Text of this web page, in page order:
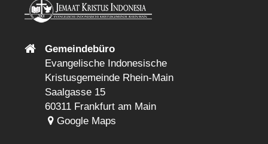
Gemeindebüro
Evangelische Indonesische
Kristusgemeinde Rhein-Main
Saalgasse 15
60311 Frankfurt am Main
Google Maps